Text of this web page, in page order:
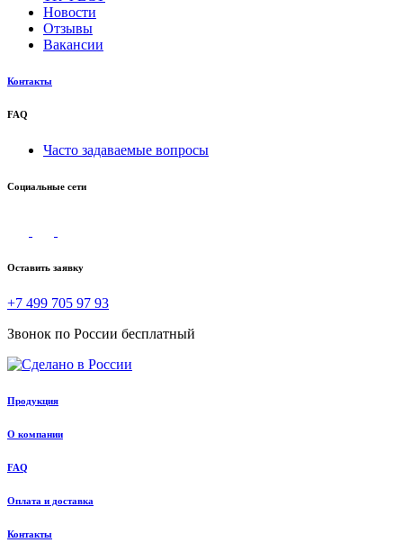
Новости
Отзывы
Вакансии
Контакты
FAQ
Часто задаваемые вопросы
Социальные сети
Оставить заявку
+7 499 705 97 93
Звонок по России бесплатный
Продукция
О компании
FAQ
Оплата и доставка
Контакты